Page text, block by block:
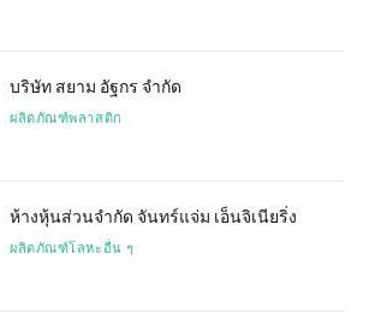
บริษัท สยาม อัฐกร จำกัด
ผลิตภัณฑ์พลาสติก
ห้างหุ้นส่วนจำกัด จันทร์แจ่ม เอ็นจิเนียริ่ง
ผลิตภัณฑ์โลหะอื่น ๆ